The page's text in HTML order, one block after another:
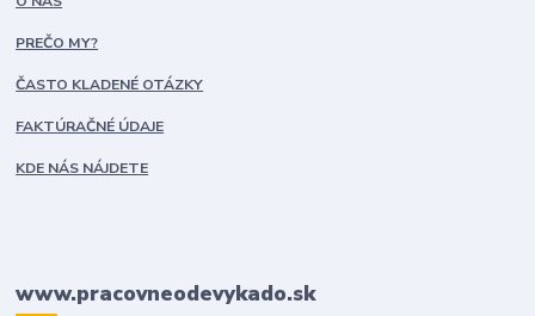
PREČO MY?
ČASTO KLADENÉ OTÁZKY
FAKTÚRAČNÉ ÚDAJE
KDE NÁS NÁJDETE
www.pracovneodevykado.sk